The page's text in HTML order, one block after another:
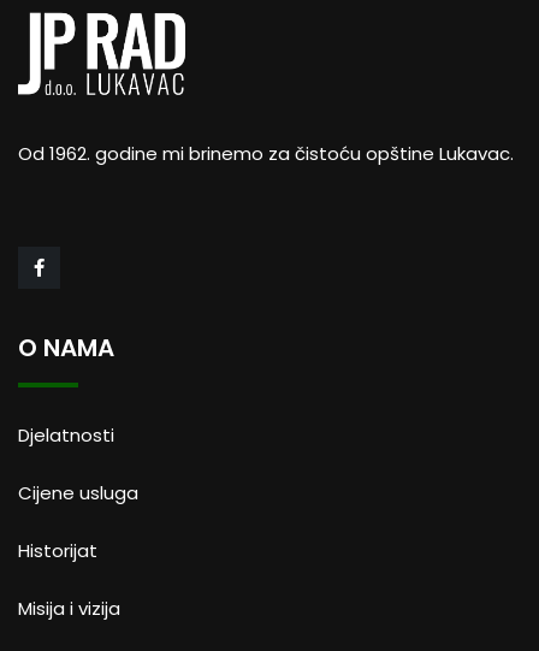
Od 1962. godine mi brinemo za čistoću opštine Lukavac.
O NAMA
Djelatnosti
Cijene usluga
Historijat
Misija i vizija